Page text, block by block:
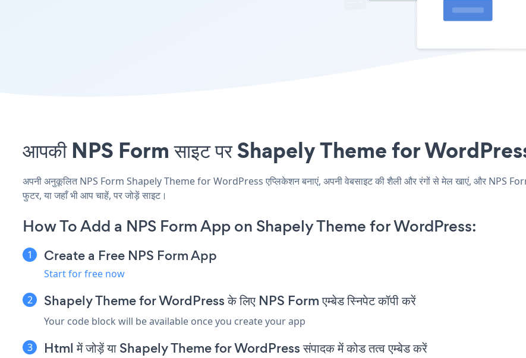
आपकी NPS Form साइट पर Shapely Theme for WordPress
अपनी अनुकूलित NPS Form Shapely Theme for WordPress एप्लिकेशन बनाएं, अपनी वेबसाइट की शैली और रंगों से मेल खाएं, और NPS
फुटर, या जहाँ भी आप चाहें, पर जोड़ें साइट।
How To Add a NPS Form App on Shapely Theme for WordPress:
Create a Free NPS Form App
Start for free now
Shapely Theme for WordPress के लिए NPS Form एम्बेड स्निपेट कॉपी करें
Your code block will be available once you create your app
Html में जोड़ें या Shapely Theme for WordPress संपादक में कोड तत्व एम्बेड करें